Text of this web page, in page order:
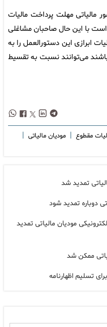
مالیاتی مهلت پرداخت مالیات
تعیین شده تا تاریخ ۳۱ شهریور ۱۴۰۴ است با این حال صاحبان مشاغلی
ابرازی این دستورالعمل را به
می‌توانند نسبت به تقسیط
مقطوع | مودیان مالیاتی |
تمدید شد
دوباره تمدید شود
مودیان مالیاتی تمدید
ممکن شد
تسلیم اظهارنامه